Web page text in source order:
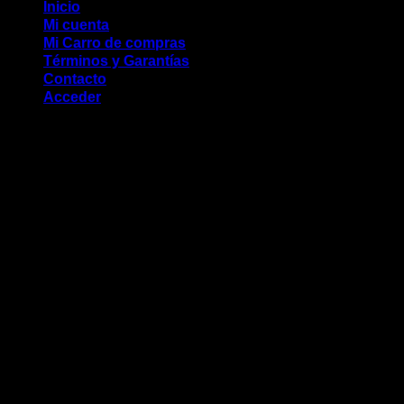
Inicio
Mi cuenta
Mi Carro de compras
Términos y Garantías
Contacto
Acceder